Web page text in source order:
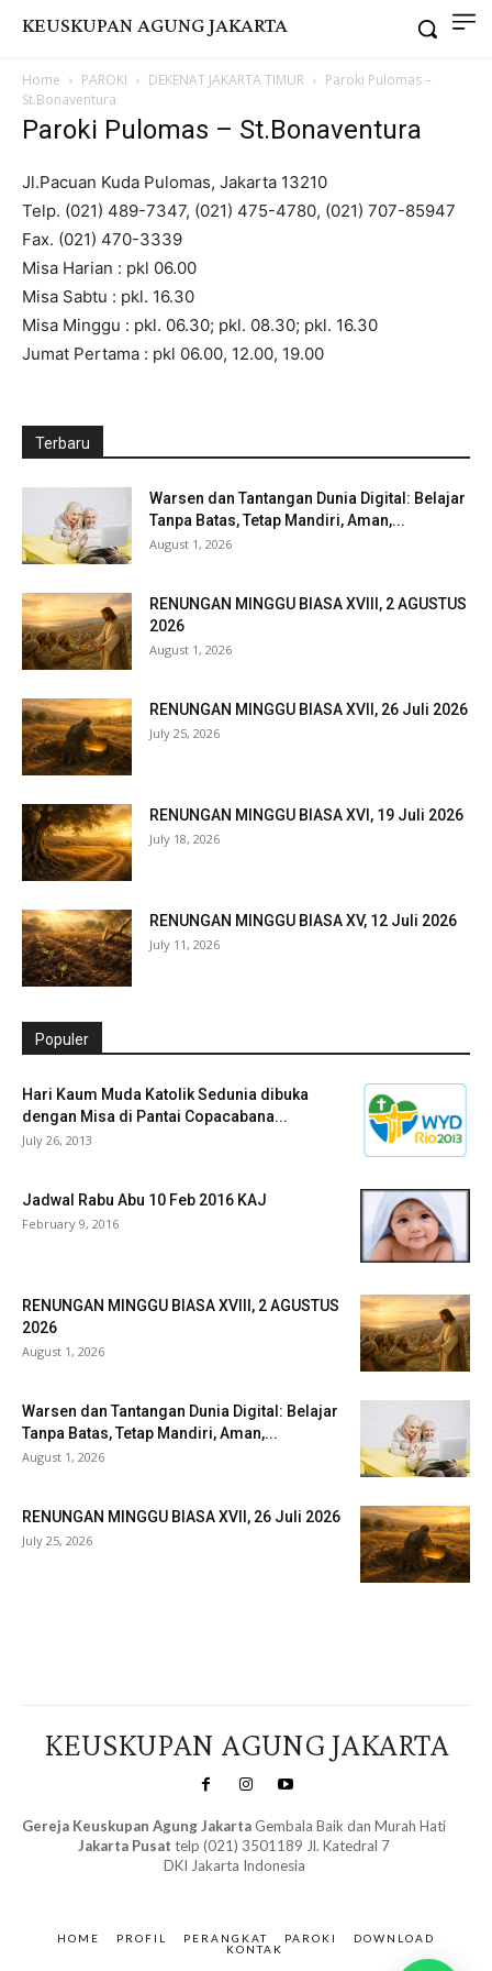
KEUSKUPAN AGUNG JAKARTA
Home PAROKI DEKENAT JAKARTA TIMUR
Paroki Pulomas –
St.Bonaventura
Paroki Pulomas – St.Bonaventura
Jl.Pacuan Kuda Pulomas, Jakarta 13210
Telp. (021) 489-7347, (021) 475-4780, (021) 707-85947
Fax. (021) 470-3339
Misa Harian : pkl 06.00
Misa Sabtu : pkl. 16.30
Misa Minggu : pkl. 06.30; pkl. 08.30; pkl. 16.30
Jumat Pertama : pkl 06.00, 12.00, 19.00
Terbaru
Warsen dan Tantangan Dunia Digital: Belajar
Tanpa Batas, Tetap Mandiri, Aman,...
August 1, 2026
RENUNGAN MINGGU BIASA XVIII, 2 AGUSTUS
2026
August 1, 2026
RENUNGAN MINGGU BIASA XVII, 26 Juli 2026
July 25, 2026
RENUNGAN MINGGU BIASA XVI, 19 Juli 2026
July 18, 2026
RENUNGAN MINGGU BIASA XV, 12 Juli 2026
July 11, 2026
Populer
Hari Kaum Muda Katolik Sedunia dibuka
dengan Misa di Pantai Copacabana...
July 26, 2013
Jadwal Rabu Abu 10 Feb 2016 KAJ
February 9, 2016
RENUNGAN MINGGU BIASA XVIII, 2 AGUSTUS
2026
August 1, 2026
Warsen dan Tantangan Dunia Digital: Belajar
Tanpa Batas, Tetap Mandiri, Aman,...
August 1, 2026
RENUNGAN MINGGU BIASA XVII, 26 Juli 2026
July 25, 2026
KEUSKUPAN AGUNG JAKARTA
Gereja Keuskupan Agung Jakarta Gembala Baik dan Murah Hati
Jakarta Pusat telp (021) 3501189 Jl. Katedral 7
DKI Jakarta Indonesia
HOME PROFIL PERANGKAT PAROKI
DOWNLOAD
KONTAK